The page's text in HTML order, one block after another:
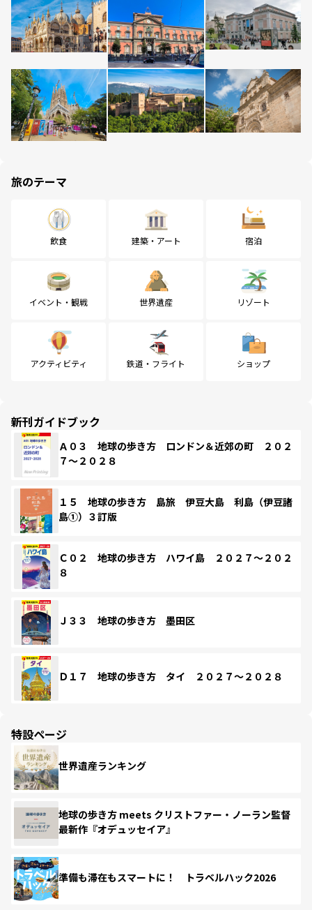
旅のテーマ
飲食 建築・アート 宿泊
イベント・観戦 世界遺産 リゾート
アクティビティ 鉄道・フライト ショップ
新刊ガイドブック
Ａ０３ 地球の歩き方 ロンドン＆近郊の町 ２０２
７～２０２８
１５ 地球の歩き方 島旅 伊豆大島 利島（伊豆諸
島①）３訂版
Ｃ０２ 地球の歩き方 ハワイ島 ２０２７～２０２
８
Ｊ３３ 地球の歩き方 墨田区
Ｄ１７ 地球の歩き方 タイ ２０２７～２０２８
特設ページ
世界遺産ランキング
地球の歩き方 meets クリストファー・ノーラン監督
最新作『オデュッセイア』
準備も滞在もスマートに！ トラベルハック2026